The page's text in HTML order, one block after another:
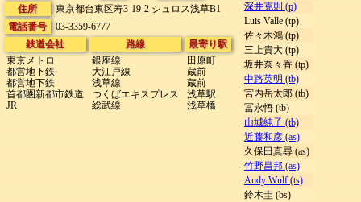
住所
東京都台東区寿3-19-2 シュロス浅草B1
電話番号
03-3359-6777
鉄道会社
東京メトロ
都営地下鉄
都営地下鉄
首都圏新都市鉄道
JR
路線
銀座線
大江戸線
浅草線
つくばエキスプレス
総武線
最寄り駅
田原町
蔵前
蔵前
浅草駅
浅草橋
深井克則 (p)
Luis Valle (tp)
佐々木鴻 (tp)
三上貴大 (tp)
坂井奈々香 (tp)
中路英明 (tb)
宮内岳太郎 (tb)
冨永悟 (tb)
山城純子 (tb)
近藤和彦 (as)
久保田真尋 (as)
竹野昌邦 (as)
Andy Wulf (ts)
鈴木圭 (bs)